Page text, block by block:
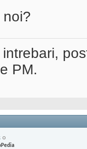
noi?
PM.